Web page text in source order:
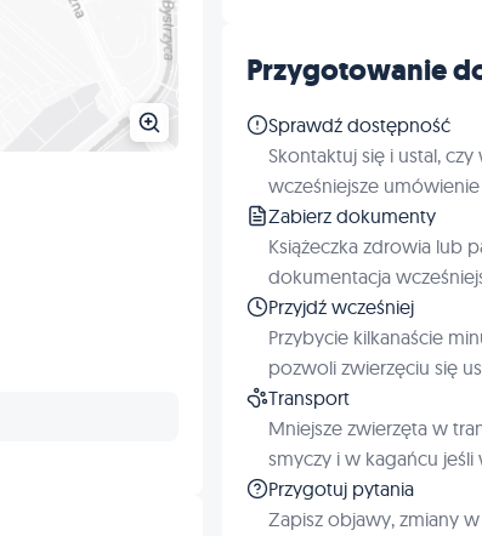
Przygotowanie
Sprawdź dostępność
Skontaktuj się i ustal,
wcześniejsze
Zabierz dokumenty
Książeczka zdrowia lub
dokumentacja
Przyjdź wcześniej
Przybycie kilkanaście
pozwoli zwierzęciu się
Transport
Mniejsze zwierzęta w
smyczy i w kagańcu jeśli
Przygotuj pytania
Zapisz objawy, zmiany